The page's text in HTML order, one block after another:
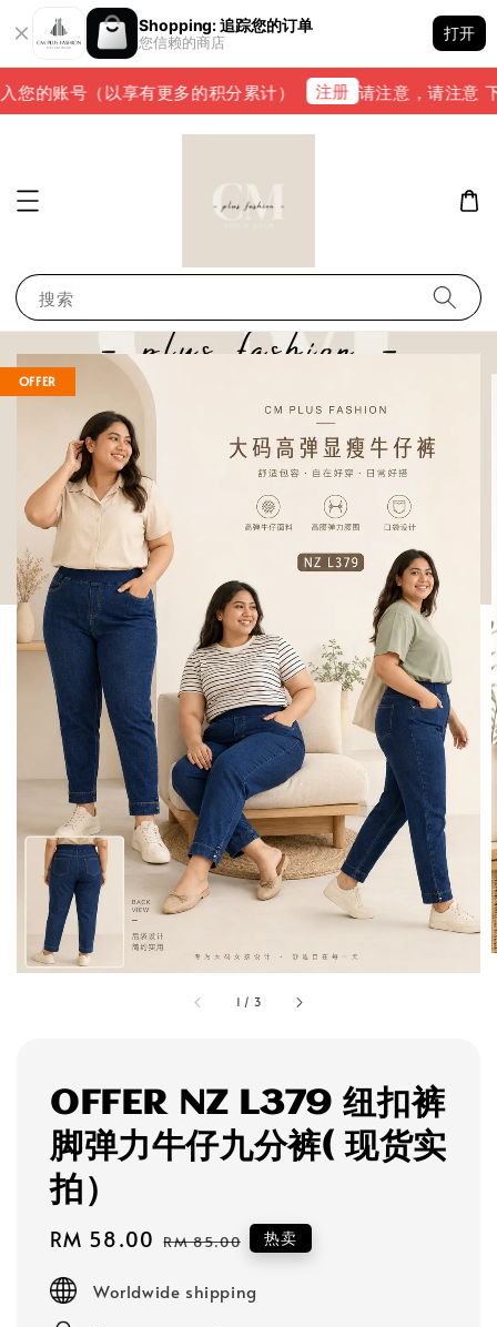
Shopping: 追踪您的订单
您信赖的商店
打开
的账号（以享有更多的积分累计） 注册 请注意，请注意
搜索
1 / 3
OFFER
OFFER NZ L379 纽扣裤
脚弹力牛仔九分裤( 现货实
拍）
Sale
RM 58.00 Regular
RM 85.00 热卖
Worldwide shipping